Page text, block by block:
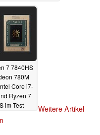
7 7840HS
780M
Core i7-
Ryzen 7
im Test
Weitere Artikel